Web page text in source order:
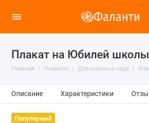
Плакат на Юбилей
Главная Плакаты Для школы и сада
Описание Характеристики
Популярный